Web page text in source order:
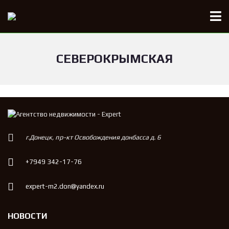
СЕВЕРОКРЫМСКАЯ
г.Донецк, пр-кт Освобождения донбасса д. 6
+7949 342-17-76
expert-m2.don@yandex.ru
НОВОСТИ